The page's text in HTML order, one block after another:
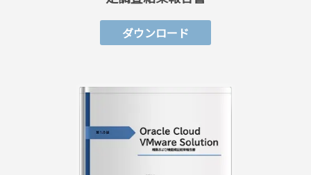
ダウンロード